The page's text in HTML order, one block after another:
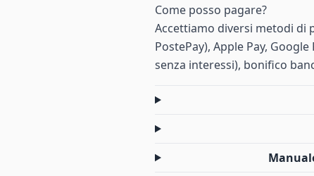
Come posso pagare?
Accettiamo diversi metodi di
PostePay), Apple Pay,
senza interessi), bonifico